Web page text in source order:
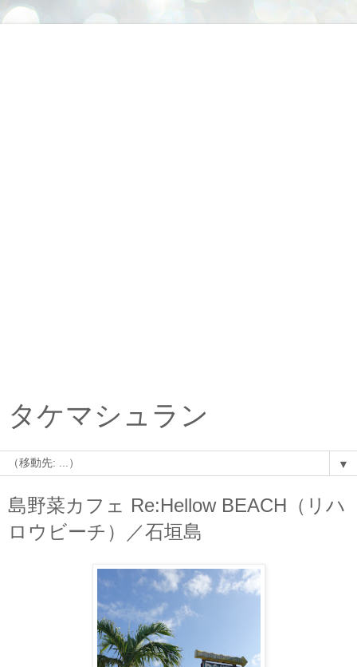
タケマシュラン
▼
島野菜カフェ Re:Hellow BEACH（リハ
ロウビーチ）／石垣島